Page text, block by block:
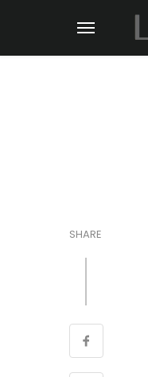
SHARE